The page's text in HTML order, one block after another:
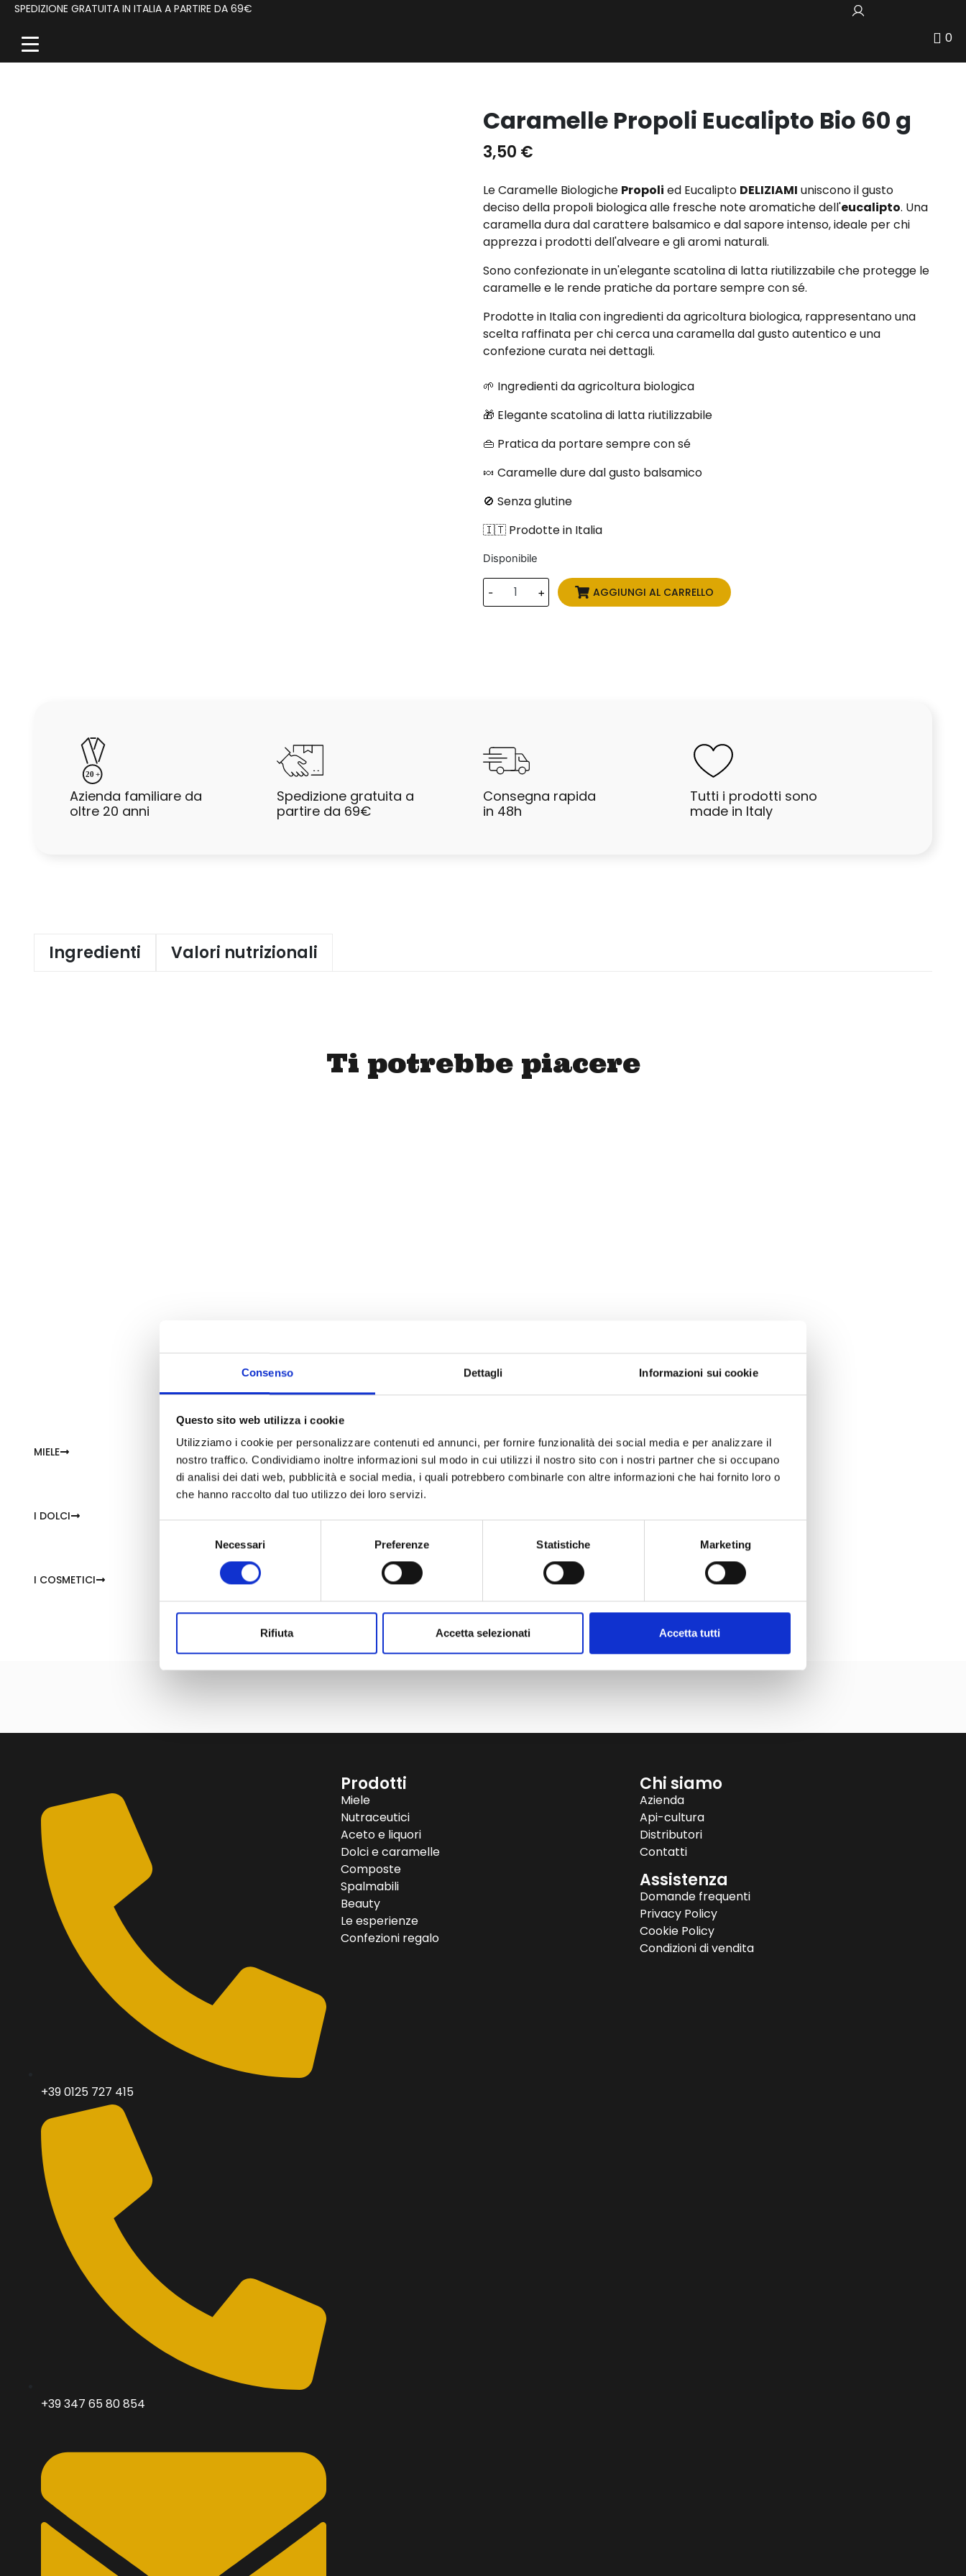
Consenso Dettagli Informazioni sui cookie
Questo sito web utilizza i cookie
Utilizziamo i cookie per personalizzare contenuti ed annunci, per fornire funzionalità dei social media e per analizzare il
nostro traffico. Condividiamo inoltre informazioni sul modo in cui utilizzi il nostro sito con i nostri partner che si occupano
di analisi dei dati web, pubblicità e social media, i quali potrebbero combinarle con altre informazioni che hai fornito loro o
che hanno raccolto dal tuo utilizzo dei loro servizi.
Necessari Preferenze Statistiche Marketing
Rifiuta Accetta selezionati Accetta tutti
SPEDIZIONE GRATUITA IN ITALIA A PARTIRE DA 69€
0
Caramelle Propoli Eucalipto Bio 60 g
3,50 €
Le Caramelle Biologiche Propoli ed Eucalipto DELIZIAMI uniscono il gusto
deciso della propoli biologica alle fresche note aromatiche dell'eucalipto. Una
caramella dura dal carattere balsamico e dal sapore intenso, ideale per chi
apprezza i prodotti dell'alveare e gli aromi naturali.
Sono confezionate in un'elegante scatolina di latta riutilizzabile che protegge le
caramelle e le rende pratiche da portare sempre con sé.
Prodotte in Italia con ingredienti da agricoltura biologica, rappresentano una
scelta raffinata per chi cerca una caramella dal gusto autentico e una
confezione curata nei dettagli.
🌱 Ingredienti da agricoltura biologica
🎁 Elegante scatolina di latta riutilizzabile
👜 Pratica da portare sempre con sé
🍬 Caramelle dure dal gusto balsamico
🚫 Senza glutine
🇮🇹 Prodotte in Italia
Disponibile
- + AGGIUNGI AL CARRELLO
20 +
Azienda familiare da
oltre 20 anni
Spedizione gratuita a
partire da 69€
Consegna rapida
in 48h
Tutti i prodotti sono
made in Italy
Ingredienti Valori nutrizionali
Ti potrebbe piacere
Scopri tutti i nostri prodotti
MIELE NUTRACEUTICI ACETI E LIQUORI
I DOLCI
I COSMETICI LE ESPERIENZE CONFEZIONI REGALO
+39 0125 727 415
+39 347 65 80 854
Prodotti
Miele
Nutraceutici
Aceto e liquori
Dolci e caramelle
Composte
Spalmabili
Beauty
Le esperienze
Confezioni regalo
Chi siamo
Azienda
Api-cultura
Distributori
Contatti
Assistenza
Domande frequenti
Privacy Policy
Cookie Policy
Condizioni di vendita